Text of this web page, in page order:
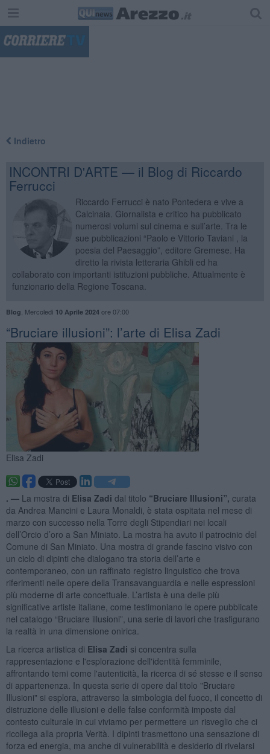
Indietro
INCONTRI D'ARTE — il Blog di Riccardo
Ferrucci
Riccardo Ferrucci è nato Pontedera e vive a
Calcinaia. Giornalista e critico ha pubblicato
numerosi volumi sul cinema e sull’arte. Tra le
sue pubblicazioni “Paolo e Vittorio Taviani , la
poesia del Paesaggio”, editore Gremese. Ha
diretto la rivista letteraria Ghibli ed ha
collaborato con importanti istituzioni pubbliche. Attualmente è
funzionario della Regione Toscana.
Blog Mercoledì 10 Aprile 2024ore 07:00
​“Bruciare illusioni”: l’arte di Elisa Zadi
Elisa Zadi
. — La mostra di Elisa Zadi dal titolo “Bruciare Illusioni”, curata
da Andrea Mancini e Laura Monaldi, è stata ospitata nel mese di
marzo con successo nella Torre degli Stipendiari nei locali
dell’Orcio d’oro a San Miniato. La mostra ha avuto il patrocinio del
Comune di San Miniato. Una mostra di grande fascino visivo con
un ciclo di dipinti che dialogano tra storia dell’arte e
contemporaneo, con un raffinato registro linguistico che trova
riferimenti nelle opere della Transavanguardia e nelle espressioni
più moderne di arte concettuale. L’artista è una delle più
significative artiste italiane, come testimoniano le opere pubblicate
nel catalogo “Bruciare illusioni”, una serie di lavori che trasfigurano
la realtà in una dimensione onirica.
La ricerca artistica di Elisa Zadi si concentra sulla
rappresentazione e l'esplorazione dell'identità femminile,
affrontando temi come l'autenticità, la ricerca di sé stesse e il senso
di appartenenza. In questa serie di opere dal titolo "Bruciare
Illusioni" si esplora, attraverso la simbologia del fuoco, il concetto di
distruzione delle illusioni e delle false conformità imposte dal
contesto culturale in cui viviamo per permettere un risveglio che ci
ricollega alla propria Verità. I dipinti trasmettono una sensazione di
forza ed energia, ma anche di vulnerabilità e desiderio di rivelarsi